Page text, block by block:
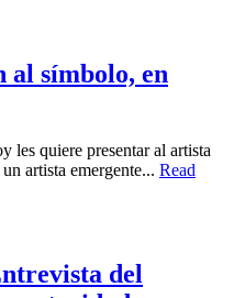
al símbolo, en
les quiere presentar al artista
artista emergente... Read
del